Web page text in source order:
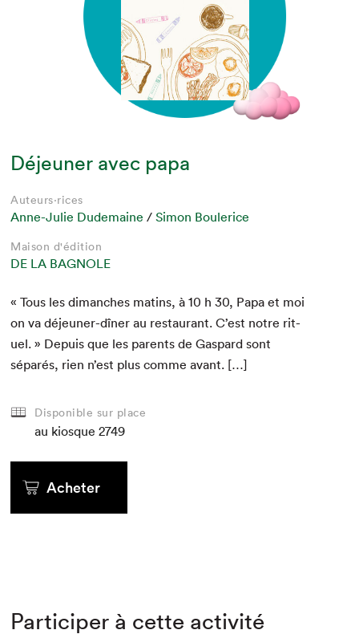
Déjeuner avec papa
Auteurs·rices
Anne-Julie Dudemaine /Simon Boulerice
Maison d'édition
DE LA BAGNOLE
« Tous les dimanch­es matins, à10 h30, Papa et moi
on va déje­uner-dîn­er au restau­rant. C’est notre rit­
uel. » Depuis que les par­ents de Gas­pard sont
séparés, rien n’est plus comme avant. […]
Disponible sur place
au kiosque 2749
Acheter
Participer à cette activité